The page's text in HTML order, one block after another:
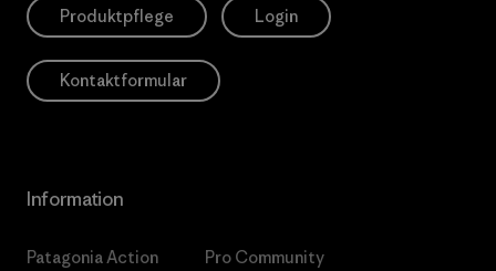
Produktpflege Login
Kontaktformular
Information
Patagonia Action
Pro Community